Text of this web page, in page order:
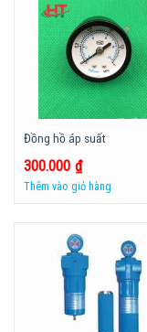
Đồng hồ áp suất
300.000 ₫
Thêm vào giỏ hàng